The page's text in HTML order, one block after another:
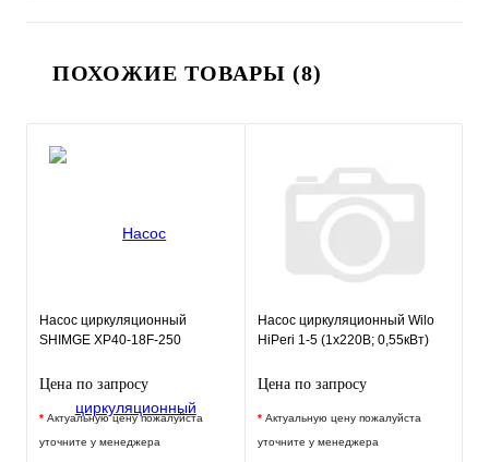
ПОХОЖИЕ ТОВАРЫ (8)
Насос циркуляционный
SHIMGE XP40-18F-250
Цена по запросу
* Актуальную цену пожалуйста
уточните у менеджера
Насос циркуляционный Wilo
HiPeri 1-5 (1х220В; 0,55кВт)
Цена по запросу
* Актуальную цену пожалуйста
уточните у менеджера